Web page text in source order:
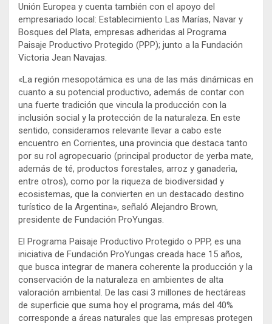
Unión Europea y cuenta también con el apoyo del
empresariado local: Establecimiento Las Marías, Navar y
Bosques del Plata, empresas adheridas al Programa
Paisaje Productivo Protegido (PPP); junto a la Fundación
Victoria Jean Navajas.
«La región mesopotámica es una de las más dinámicas en
cuanto a su potencial productivo, además de contar con
una fuerte tradición que vincula la producción con la
inclusión social y la protección de la naturaleza. En este
sentido, consideramos relevante llevar a cabo este
encuentro en Corrientes, una provincia que destaca tanto
por su rol agropecuario (principal productor de yerba mate,
además de té, productos forestales, arroz y ganaderìa,
entre otros), como por la riqueza de biodiversidad y
ecosistemas, que la convierten en un destacado destino
turístico de la Argentina», señaló Alejandro Brown,
presidente de Fundación ProYungas.
El Programa Paisaje Productivo Protegido o PPP, es una
iniciativa de Fundación ProYungas creada hace 15 años,
que busca integrar de manera coherente la producción y la
conservación de la naturaleza en ambientes de alta
valoración ambiental. De las casi 3 millones de hectáreas
de superficie que suma hoy el programa, más del 40%
corresponde a áreas naturales que las empresas protegen